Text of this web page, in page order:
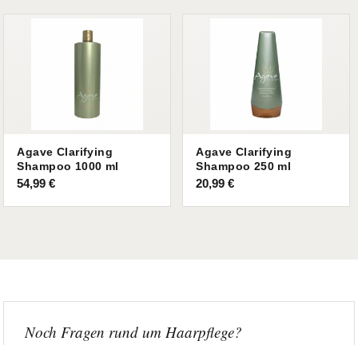
Agave Clarifying
Shampoo 1000 ml
54,99€
Agave Clarifying
Shampoo 250 ml
20,99€
Noch Fragen rund um Haarpflege?